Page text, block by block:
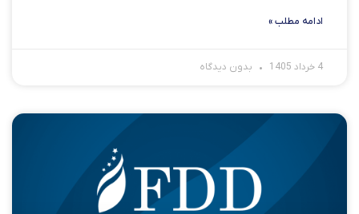
ادامه مطلب »
4 خرداد 1405 بدون دیدگاه